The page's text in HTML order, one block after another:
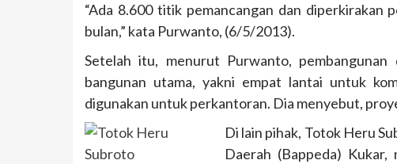
“Ada 8.600 titik pemancangan dan diperkirakan
bulan,” kata Purwanto, (6/5/2013).
Setelah itu, menurut Purwanto,
bangunan utama, yakni empat lantai untuk
digunakan untuk perkantoran. Dia menyebut,
Di lain pihak, Totok Heru
Daerah (Bappeda)